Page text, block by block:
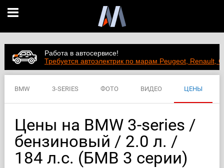
Работа в автосервисе!
Требуется автоэлектрик по марам Peugeot, Renault,
BMW 3-SERIES ФОТО ВИДЕО ЦЕНЫ
Цены на BMW 3-series /
бензиновый / 2.0 л. /
184 л.с. (БМВ 3 серии)